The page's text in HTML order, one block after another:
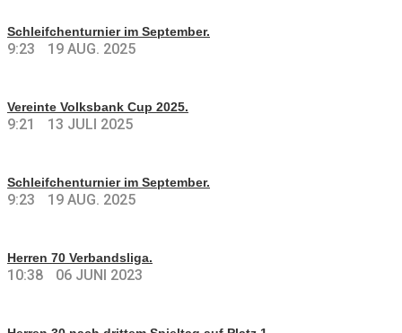
Schleifchenturnier im September.
9:23 19 AUG. 2025
Vereinte Volksbank Cup 2025.
9:21 13 JULI 2025
Schleifchenturnier im September.
9:23 19 AUG. 2025
Herren 70 Verbandsliga.
10:38 06 JUNI 2023